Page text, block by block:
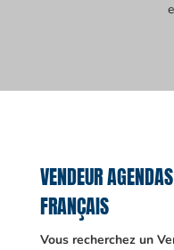
VENDEUR
FRANÇAIS
Vous recherchez un